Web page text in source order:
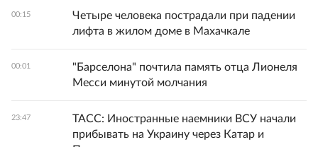
00:15
Четыре человека пострадали при падении
лифта в жилом доме в Махачкале
00:01
"Барселона" почтила память отца Лионеля
Месси минутой молчания
23:47
ТАСС: Иностранные наемники ВСУ начали
прибывать на Украину через Катар и